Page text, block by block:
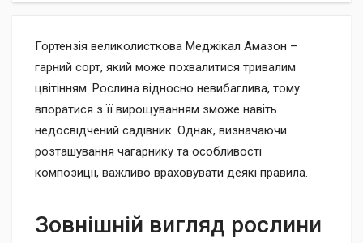
Гортензія великолисткова Меджікал Амазон –
гарний сорт, який може похвалитися тривалим
цвітінням. Рослина відносно невибаглива, тому
впоратися з її вирощуванням зможе навіть
недосвідчений садівник. Однак, визначаючи
розташування чагарнику та особливості
композиції, важливо враховувати деякі правила.
Зовнішній вигляд рослини